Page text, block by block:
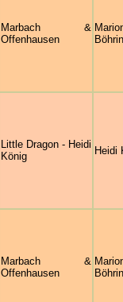
Marbach &
Offenhausen
Little Dragon - Heidi
König
Heidi
Marbach &
Offenhausen